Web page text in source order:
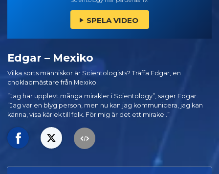
SPELA VIDEO
Edgar – Mexiko
Vilka sorts människor är Scientologists? Träffa Edgar, en
chokladmästare från Mexiko.
”Jag har upplevt många mirakler i Scientology”, säger Edgar.
”Jag var en blyg person, men nu kan jag kommunicera, jag kan
känna, visa kärlek till folk. För mig är det ett mirakel.”